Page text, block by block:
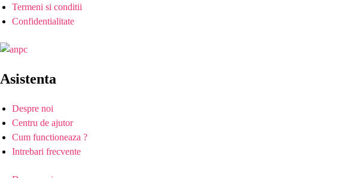
Termeni si conditii
Confidentialitate
Asistenta
Despre noi
Centru de ajutor
Cum functioneaza ?
Intrebari frecvente